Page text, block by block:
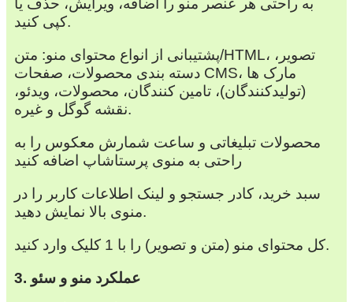
به راحتی هر عنصر منو را اضافه، ویرایش، حذف یا
کپی کنید.
پشتیبانی از انواع محتوای منو: متن/HTML، تصویر،
دسته بندی محصولات، صفحات CMS، مارک ها
(تولیدکنندگان)، تامین کنندگان، محصولات، ویدئو،
نقشه گوگل و غیره.
محصولات تبلیغاتی و ساعت شمارش معکوس را به
راحتی به منوی پرستاشاپ اضافه کنید
سبد خرید، کادر جستجو و لینک اطلاعات کاربر را در
منوی بالا نمایش دهید.
کل محتوای منو (متن و تصویر) را با 1 کلیک وارد کنید.
3. عملکرد منو و سئو